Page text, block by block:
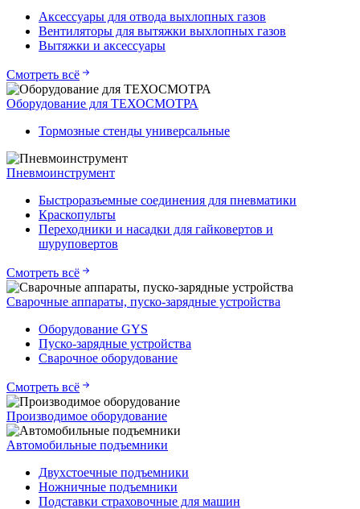
Аксессуары для отвода выхлопных газов
Вентиляторы для вытяжки выхлопных газов
Вытяжки и аксессуары
Смотреть всё
Оборудование для ТЕХОСМОТРА
Тормозные стенды универсальные
Пневмоинструмент
Быстроразъемные соединения для пневматики
Краскопульты
Переходники и насадки для гайковертов и
шуруповертов
Смотреть всё
Сварочные аппараты, пуско-зарядные устройства
Оборудование GYS
Пуско-зарядные устройства
Сварочное оборудование
Смотреть всё
Производимое оборудование
Автомобильные подъемники
Двухстоечные подъемники
Ножничные подъемники
Подставки страховочные для машин